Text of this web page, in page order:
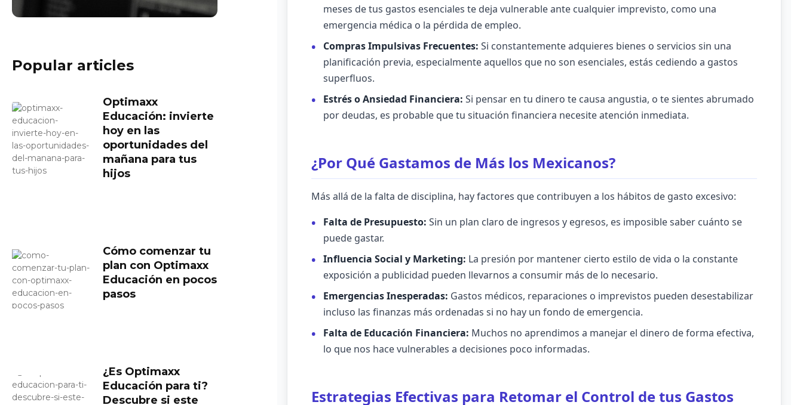
Popular articles
Optimaxx
Educación: invierte
hoy en las
oportunidades del
mañana para tus
hijos
Cómo comenzar tu
plan con Optimaxx
Educación en pocos
pasos
¿Es Optimaxx
Educación para ti?
Descubre si este
meses de tus gastos esenciales te deja vulnerable ante cualquier imprevisto, como una
emergencia médica o la pérdida de empleo.
Compras Impulsivas Frecuentes: Si constantemente adquieres bienes o servicios sin una
planificación previa, especialmente aquellos que no son esenciales, estás cediendo a gastos
superfluos.
Estrés o Ansiedad Financiera: Si pensar en tu dinero te causa angustia, o te sientes abrumado
por deudas, es probable que tu situación financiera necesite atención inmediata.
¿Por Qué Gastamos de Más los Mexicanos?
Más allá de la falta de disciplina, hay factores que contribuyen a los hábitos de gasto excesivo:
Falta de Presupuesto: Sin un plan claro de ingresos y egresos, es imposible saber cuánto se
puede gastar.
Influencia Social y Marketing: La presión por mantener cierto estilo de vida o la constante
exposición a publicidad pueden llevarnos a consumir más de lo necesario.
Emergencias Inesperadas: Gastos médicos, reparaciones o imprevistos pueden desestabilizar
incluso las finanzas más ordenadas si no hay un fondo de emergencia.
Falta de Educación Financiera: Muchos no aprendimos a manejar el dinero de forma efectiva,
lo que nos hace vulnerables a decisiones poco informadas.
Estrategias Efectivas para Retomar el Control de tus Gastos